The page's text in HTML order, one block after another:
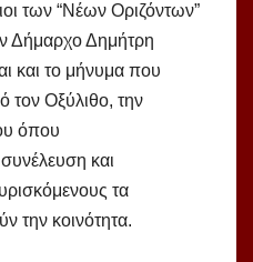
των “Νέων Οριζόντων”
Δήμαρχο Δημήτρη
και το μήνυμα που
τον Οξύλιθο, την
όπου
και
τα
την κοινότητα.